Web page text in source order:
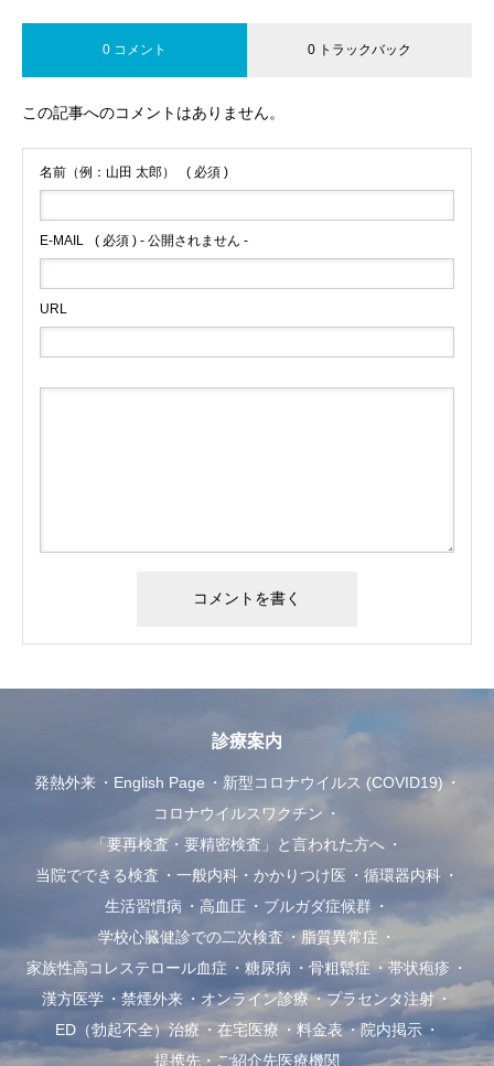
0 コメント 0 トラックバック
この記事へのコメントはありません。
名前（例：山田 太郎） ( 必須 )
E-MAIL ( 必須 ) - 公開されません -
URL
診療案内
発熱外来 English Page
新型コロナウイルス (COVID19)
コロナウイルスワクチン
「要再検査・要精密検査」と言われた方へ
当院でできる検査
一般内科・かかりつけ医
循環器内科
生活習慣病
高血圧
ブルガダ症候群
学校心臓健診での二次検査
脂質異常症
家族性高コレステロール血症
糖尿病 骨粗鬆症
帯状疱疹
漢方医学
禁煙外来 オンライン診療
プラセンタ注射
ED（勃起不全）治療
在宅医療 料金表
院内掲示
提携先・ご紹介先医療機関